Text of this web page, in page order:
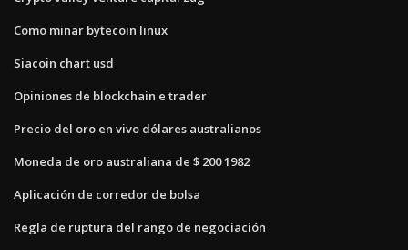
Como minar bytecoin linux
Siacoin chart usd
Opiniones de blockchain e trader
Precio del oro en vivo dólares australianos
Moneda de oro australiana de $ 200 1982
Aplicación de corredor de bolsa
Regla de ruptura del rango de negociación